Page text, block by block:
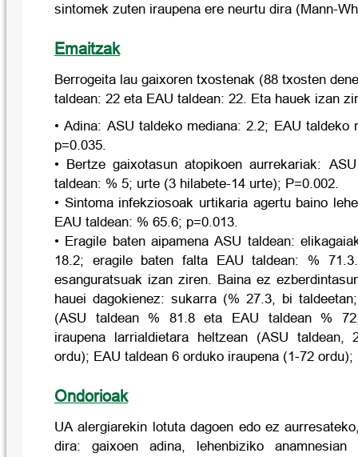
sintomek zuten iraupena ere neurtu dira (Mann-
Emaitzak
Berrogeita lau gaixoren txostenak (88 txosten
taldean: 22 eta EAU taldean: 22. Eta hauek izan
• Adina: ASU taldeko mediana: 2.2; EAU taldeko
p=0.035.
• Bertze gaixotasun atopikoen aurrekariak:
taldean: % 5; urte (3 hilabete-14 urte); P=0.002.
• Sintoma infekziosoak urtikaria agertu baino
EAU taldean: % 65.6; p=0.013.
• Eragile baten aipamena ASU taldean:
18.2; eragile baten falta EAU taldean: %
esanguratsuak izan ziren. Baina ez
hauei dagokienez: sukarra (% 27.3, bi
(ASU taldean % 81.8 eta EAU taldean %
iraupena larrialdietara heltzean (ASU taldean,
ordu); EAU taldean 6 orduko iraupena (1-72 ordu);
Ondorioak
UA alergiarekin lotuta dagoen edo ez
dira: gaixoen adina, lehenbiziko